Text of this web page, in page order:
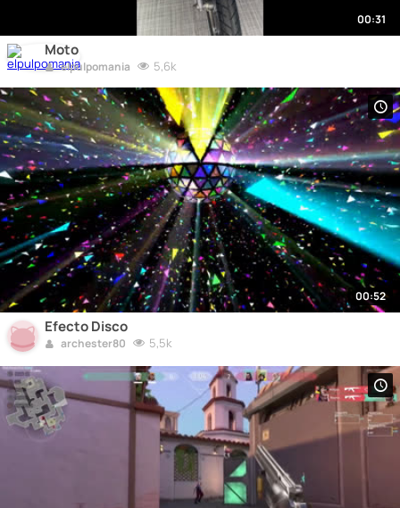
00:31
Moto
elpulpomania 5,6k
00:52
Efecto Disco
archester80 5,5k